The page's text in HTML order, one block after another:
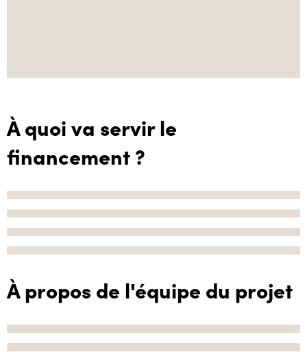
À quoi va servir le
financement ?
À propos de l'équipe du projet